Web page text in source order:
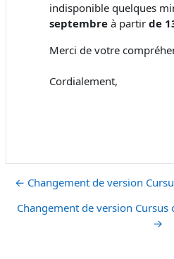
indisponible quelques
septembre à partir de
Merci de votre
Cordialement,
← Changement de version
Changement de version
→